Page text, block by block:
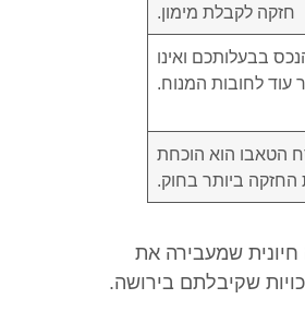
חזקה לקבלת מימון.
בבעלותכם ואינו
עוד לחובות המנוח.
הטאבו הוא הוכחת
החזקה ביותר בחוק.
חיונית שמעבירה את
שקיבלתם בירושה.